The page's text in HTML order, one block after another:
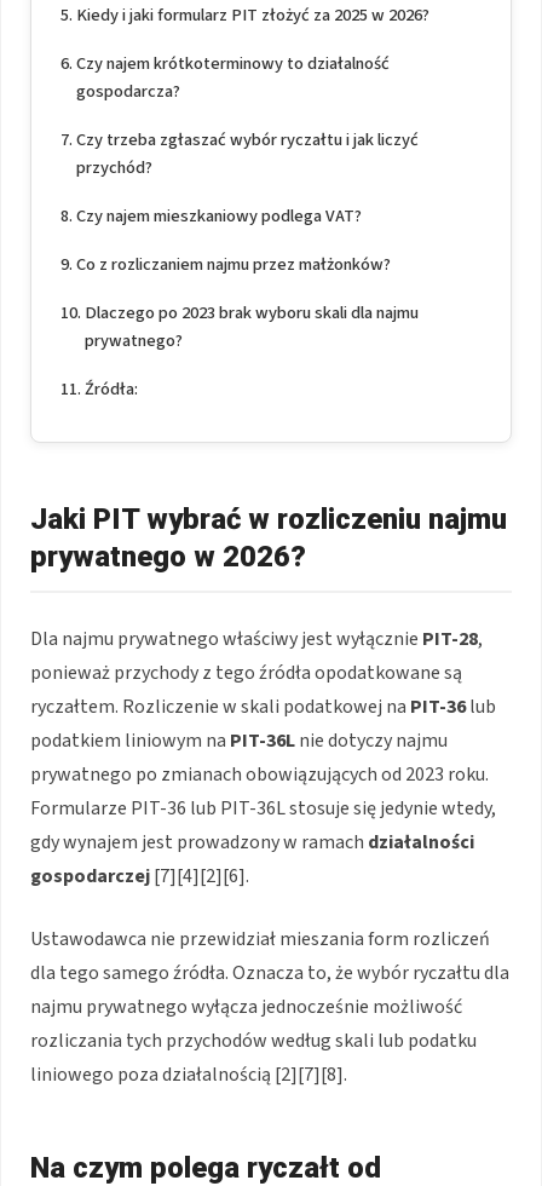
Kiedy i jaki formularz PIT złożyć za 2025 w 2026?
Czy najem krótkoterminowy to działalność
gospodarcza?
Czy trzeba zgłaszać wybór ryczałtu i jak liczyć
przychód?
Czy najem mieszkaniowy podlega VAT?
Co z rozliczaniem najmu przez małżonków?
Dlaczego po 2023 brak wyboru skali dla najmu
prywatnego?
Źródła:
Jaki PIT wybrać w rozliczeniu najmu
prywatnego w 2026?
Dla najmu prywatnego właściwy jest wyłącznie PIT-28,
ponieważ przychody z tego źródła opodatkowane są
ryczałtem. Rozliczenie w skali podatkowej na PIT-36lub
podatkiem liniowym na PIT-36Lnie dotyczy najmu
prywatnego po zmianach obowiązujących od 2023 roku.
Formularze PIT-36 lub PIT-36L stosuje się jedynie wtedy,
gdy wynajem jest prowadzony w ramach działalności
gospodarczej[7][4][2][6].
Ustawodawca nie przewidział mieszania form rozliczeń
dla tego samego źródła. Oznacza to, że wybór ryczałtu dla
najmu prywatnego wyłącza jednocześnie możliwość
rozliczania tych przychodów według skali lub podatku
liniowego poza działalnością [2][7][8].
Na czym polega ryczałt od